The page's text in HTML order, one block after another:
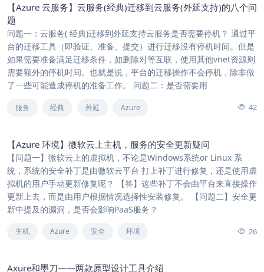
【Azure 云服务】云服务(经典)迁移到云服务(外延支持)的八个问
题
问题一：云服务( 经典)迁移到外延支持云服务是否需要停机？ 通过平
台的迁移工具（即验证、准备、提交）进行迁移没有停机时间。但是
如果需要准备满足迁移条件，如删除对等互联，使用其他vnet资源则
需要额外的停机时间。也就是说，平台的迁移操作不会停机，除非做
了一些可能造成停机的准备工作。 问题二：是否需要用
服务 经典 外延 Azure 42
【Azure 环境】微软云上主机，服务的安全更新疑问
【问题一】微软云上的虚拟机，不论是Windows系统or Linux 系
统，系统的安全补丁是由微软云平台 打上补丁进行修复，还是使用虚
拟机的用户手动更新修复呢？ 【答】这些补丁不会由平台来直接操作
更新上去，而是由用户根据情况选择性安装修复。 【问题二】安全更
新中提及的漏洞，是否会影响PaaS服务？
主机 Azure 安全 环境 26
Axure和墨刀——两款原型设计工具介绍